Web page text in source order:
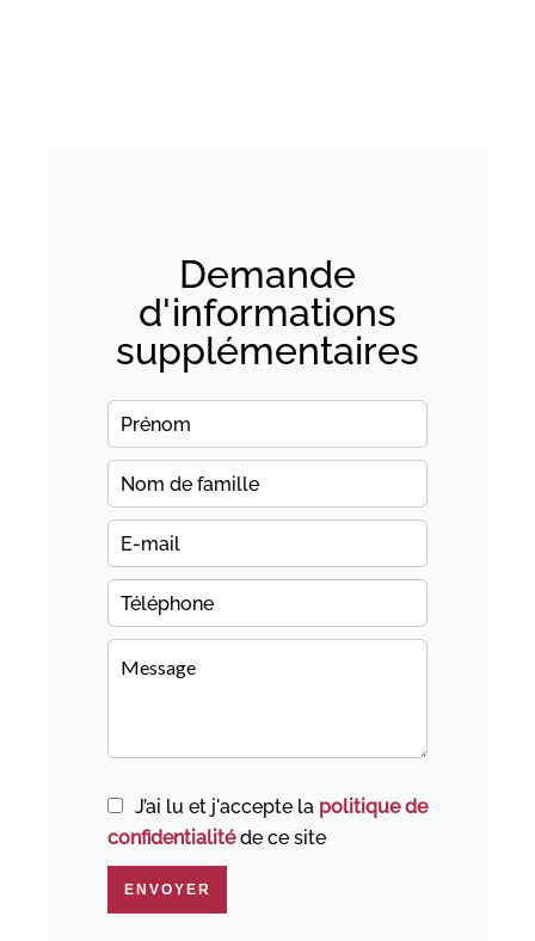
Demande
d'informations
supplémentaires
J’ai lu et j'accepte la politique de
confidentialitéde ce site
ENVOYER